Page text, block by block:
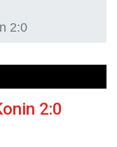
2:0
2:0